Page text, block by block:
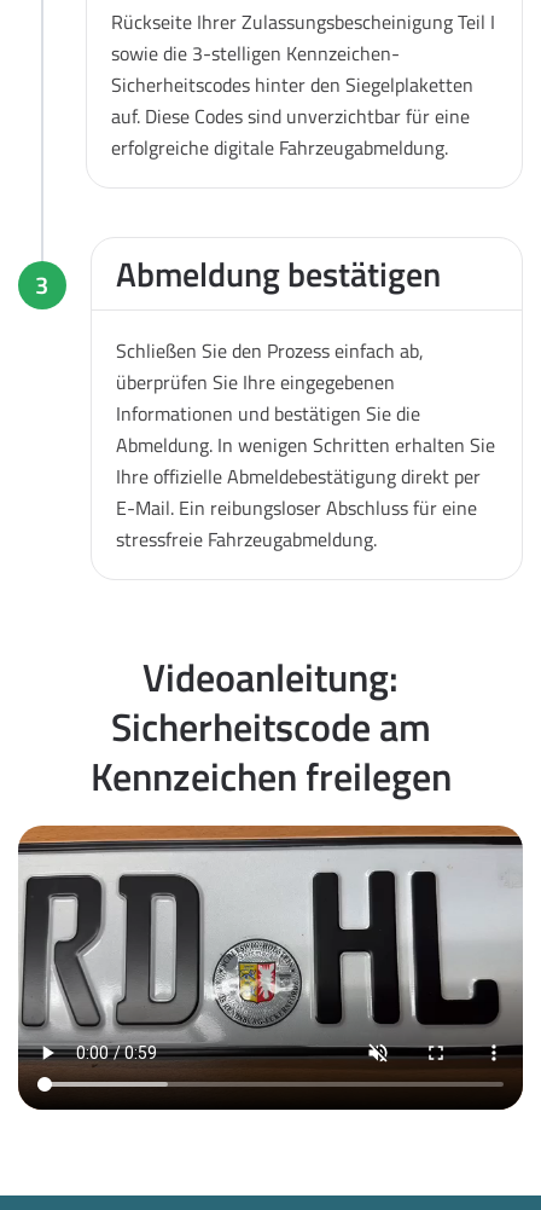
Rückseite Ihrer Zulassungsbescheinigung Teil I
sowie die 3-stelligen Kennzeichen-
Sicherheitscodes hinter den Siegelplaketten
auf. Diese Codes sind unverzichtbar für eine
erfolgreiche digitale Fahrzeugabmeldung.
3 Abmeldung bestätigen
Schließen Sie den Prozess einfach ab,
überprüfen Sie Ihre eingegebenen
Informationen und bestätigen Sie die
Abmeldung. In wenigen Schritten erhalten Sie
Ihre offizielle Abmeldebestätigung direkt per
E-Mail. Ein reibungsloser Abschluss für eine
stressfreie Fahrzeugabmeldung.
Videoanleitung:
Sicherheitscode am
Kennzeichen freilegen